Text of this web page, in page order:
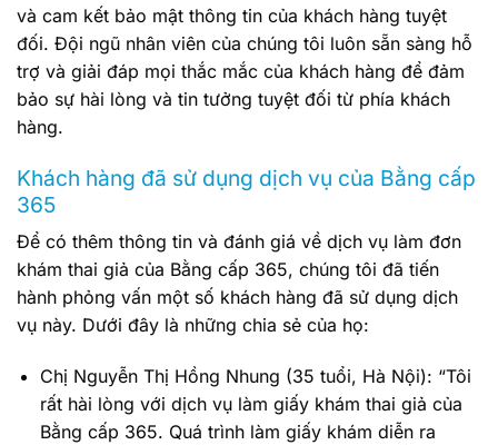
và cam kết bảo mật thông tin của khách hàng tuyệt
đối. Đội ngũ nhân viên của chúng tôi luôn sẵn sàng hỗ
trợ và giải đáp mọi thắc mắc của khách hàng để đảm
bảo sự hài lòng và tin tưởng tuyệt đối từ phía khách
hàng.
Khách hàng đã sử dụng dịch vụ của Bằng cấp
365
Để có thêm thông tin và đánh giá về dịch vụ làm đơn
khám thai giả của Bằng cấp 365, chúng tôi đã tiến
hành phỏng vấn một số khách hàng đã sử dụng dịch
vụ này. Dưới đây là những chia sẻ của họ:
Chị Nguyễn Thị Hồng Nhung (35 tuổi, Hà Nội): “Tôi
rất hài lòng với dịch vụ làm giấy khám thai giả của
Bằng cấp 365. Quá trình làm giấy khám diễn ra